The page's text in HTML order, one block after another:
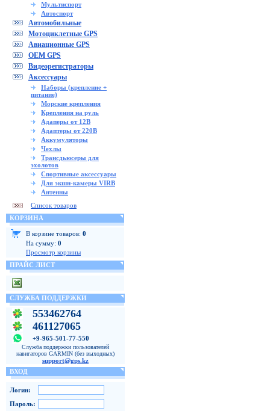
Мультиспорт
Автоспорт
Автомобильные
Мотоциклетные GPS
Авиационные GPS
OEM GPS
Видеорегистраторы
Аксессуары
Наборы (крепление +
питание)
Морские крепления
Крепления на руль
Адаперы от 12В
Адаптеры от 220В
Аккумуляторы
Чехлы
Трансдьюсеры для
эхолотов
Спортивные аксессуары
Для экшн-камеры VIRB
Антенны
Список товаров
КОРЗИНА
В корзине товаров: 0
На сумму: 0
Просмотр корзины
ПРАЙС ЛИСТ
СЛУЖБА ПОДДЕРЖКИ
553462764
461127065
+9-965-501-77-550
Служба поддержки пользователей
навигаторов GARMIN (без выходных)
support@gps.kz
ВХОД
Логин:
Пароль: